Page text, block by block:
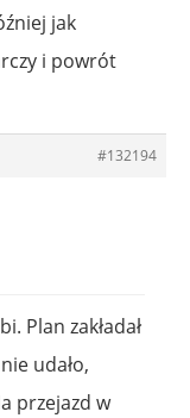
jak
i powrót
#132194
Plan zakładał
udało,
przejazd w